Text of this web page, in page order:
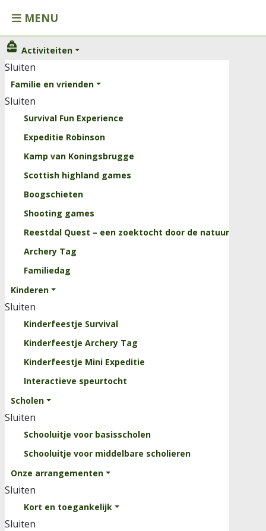
MENU
Activiteiten
Sluiten
Familie en vrienden
Kinderen
Scholen
Onze arrangementen
Horeca
Trainingen
Sluiten
Kids
Groepslessen
Personal Training Reestdal Outdoor
Clinics
Rooster
Evenementen
Over ons
Sluiten
Kinderparcours
Professionele Survivalbaan
Krachttrainingsrek
Waterbak
Vacatures
Contact
Activiteiten
Sluiten
Familie en vrienden
Sluiten
Survival Fun Experience
Expeditie Robinson
Kamp van Koningsbrugge
Scottish highland games
Boogschieten
Shooting games
Reestdal Quest – een zoektocht door de natuur
Archery Tag
Familiedag
Kinderen
Sluiten
Kinderfeestje Survival
Kinderfeestje Archery Tag
Kinderfeestje Mini Expeditie
Interactieve speurtocht
Scholen
Sluiten
Schooluitje voor basisscholen
Schooluitje voor middelbare scholieren
Onze arrangementen
Sluiten
Kort en toegankelijk
Sluiten